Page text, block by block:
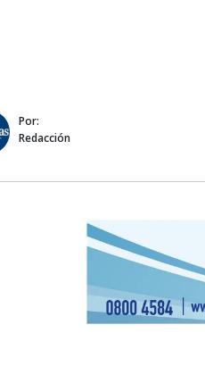
Por:
Redacción